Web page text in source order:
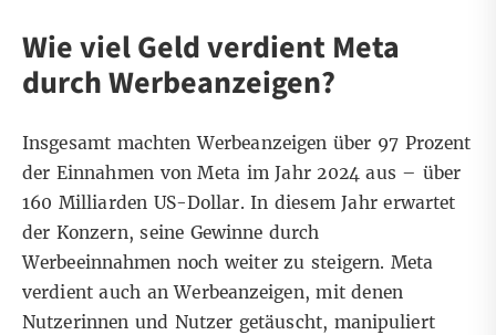
Wie viel Geld verdient Meta
durch Werbeanzeigen?
Insgesamt machten Werbeanzeigen über 97 Prozent
der Einnahmen von Meta im Jahr 2024 aus – über
160 Milliarden US-Dollar. In diesem Jahrerwartet
der Konzern, seine Gewinne durch
Werbeeinnahmen noch weiter zu steigern. Meta
verdient auch an Werbeanzeigen, mit denen
Nutzerinnen und Nutzer getäuscht, manipuliert